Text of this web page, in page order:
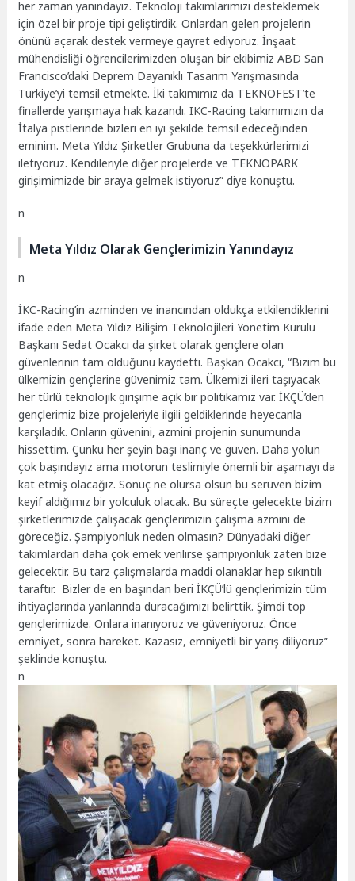
her zaman yanındayız. Teknoloji takımlarımızı desteklemek
için özel bir proje tipi geliştirdik. Onlardan gelen projelerin
önünü açarak destek vermeye gayret ediyoruz. İnşaat
mühendisliği öğrencilerimizden oluşan bir ekibimiz ABD San
Francisco’daki Deprem Dayanıklı Tasarım Yarışmasında
Türkiye’yi temsil etmekte. İki takımımız da TEKNOFEST’te
finallerde yarışmaya hak kazandı. IKC-Racing takımımızın da
İtalya pistlerinde bizleri en iyi şekilde temsil edeceğinden
eminim. Meta Yıldız Şirketler Grubuna da teşekkürlerimizi
iletiyoruz. Kendileriyle diğer projelerde ve TEKNOPARK
girişimimizde bir araya gelmek istiyoruz” diye konuştu.
n
Meta Yıldız Olarak Gençlerimizin Yanındayız
n
İKC-Racing’in azminden ve inancından oldukça etkilendiklerini
ifade eden Meta Yıldız Bilişim Teknolojileri Yönetim Kurulu
Başkanı Sedat Ocakcı da şirket olarak gençlere olan
güvenlerinin tam olduğunu kaydetti. Başkan Ocakcı, “Bizim bu
ülkemizin gençlerine güvenimiz tam. Ülkemizi ileri taşıyacak
her türlü teknolojik girişime açık bir politikamız var. İKÇÜ’den
gençlerimiz bize projeleriyle ilgili geldiklerinde heyecanla
karşıladık. Onların güvenini, azmini projenin sunumunda
hissettim. Çünkü her şeyin başı inanç ve güven. Daha yolun
çok başındayız ama motorun teslimiyle önemli bir aşamayı da
kat etmiş olacağız. Sonuç ne olursa olsun bu serüven bizim
keyif aldığımız bir yolculuk olacak. Bu süreçte gelecekte bizim
şirketlerimizde çalışacak gençlerimizin çalışma azmini de
göreceğiz. Şampiyonluk neden olmasın? Dünyadaki diğer
takımlardan daha çok emek verilirse şampiyonluk zaten bize
gelecektir. Bu tarz çalışmalarda maddi olanaklar hep sıkıntılı
taraftır. Bizler de en başından beri İKÇÜ’lü gençlerimizin tüm
ihtiyaçlarında yanlarında duracağımızı belirttik. Şimdi top
gençlerimizde. Onlara inanıyoruz ve güveniyoruz. Önce
emniyet, sonra hareket. Kazasız, emniyetli bir yarış diliyoruz”
şeklinde konuştu.
n